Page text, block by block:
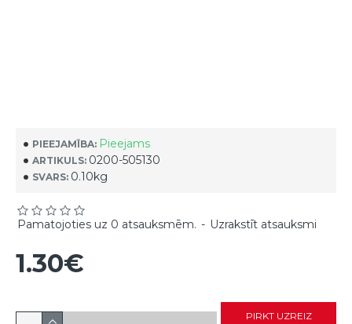
PIEEJAMĪBA: Pieejams
ARTIKULS: 0200-505130
SVARS: 0.10kg
Pamatojoties uz 0 atsauksmēm. - Uzrakstīt atsauksmi
1.30€
PIRKT UZREIZ